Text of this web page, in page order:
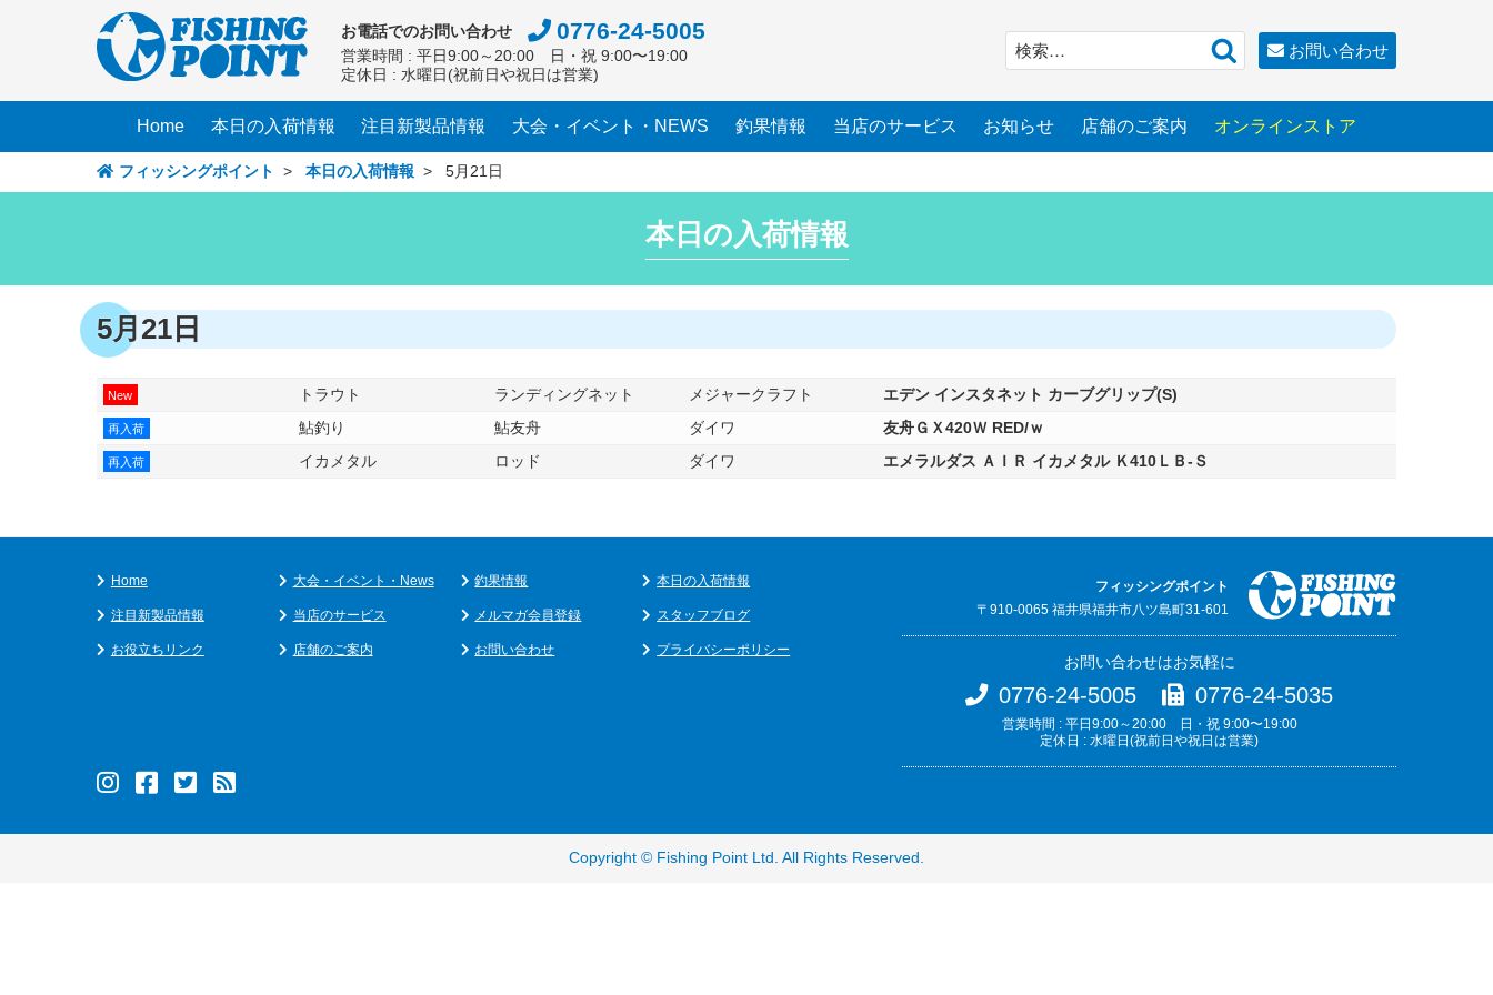
キ
お電話でのお問い合わせ 0776-24-5005
営業時間 : 平日9:00～20:00 日・祝 9:00〜19:00
定休日 : 水曜日(祝前日や祝日は営業)
索:
お問い合わせ
Home 本日の入荷情報 注目新製品情報 大会・イベント・NEWS 釣果情報 当店のサービス お知らせ 店舗のご案内 オンラインストア
フィッシングポイント >本日の入荷情報 >5月21日
本日の入荷情報
5月21日
New トラウト ランディングネット メジャークラフト エデン インスタネット カーブグリップ(S)
再入荷 鮎釣り 鮎友舟 ダイワ 友舟ＧＸ420Ｗ RED/ｗ
再入荷 イカメタル ロッド ダイワ エメラルダス ＡＩＲ イカメタル Ｋ410ＬＢ-Ｓ
Home 大会・イベント・News 釣果情報 本日の入荷情報
注目新製品情報 当店のサービス メルマガ会員登録 スタッフブログ
お役立ちリンク 店舗のご案内 お問い合わせ プライバシーポリシー
フィッシングポイント
〒910-0065 福井県福井市八ツ島町31-601
お問い合わせはお気軽に
0776-24-5005 0776-24-5035
営業時間 : 平日9:00～20:00 日・祝 9:00〜19:00
定休日 : 水曜日(祝前日や祝日は営業)
Copyright © Fishing Point Ltd . All Rights Reserved.